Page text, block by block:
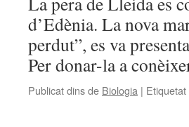
d’Edènia. La nova
perdut”, es va
Per donar-la a
Publicat dins de Biologia | Etiquetat